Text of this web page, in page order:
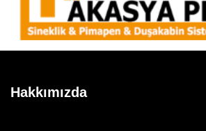
Hakkımızda